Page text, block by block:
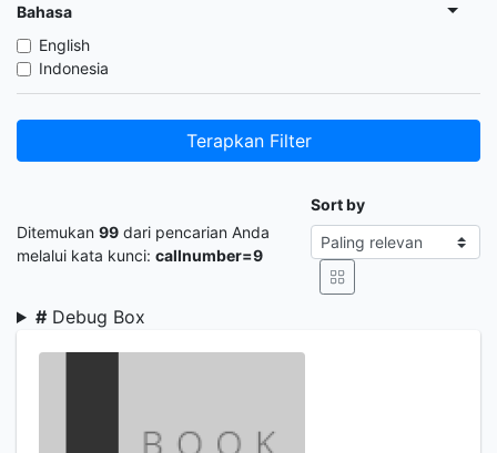
Bahasa
English
Indonesia
Terapkan Filter
Ditemukan 99 dari pencarian Anda
melalui kata kunci: callnumber=9
Sort by
# Debug Box